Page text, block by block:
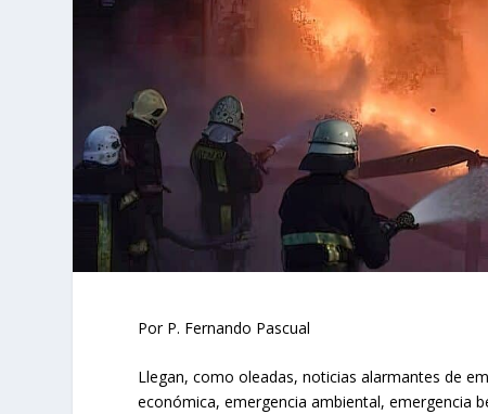
Por P. Fernando Pascual
Llegan, como oleadas, noticias alarmantes de
económica, emergencia ambiental, emergencia